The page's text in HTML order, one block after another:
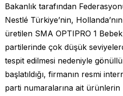
Bakanlık tarafından
Nestlé Türkiye’nin,
üretilen SMA OPTIPRO 1
partilerinde çok düşük
tespit edilmesi nedeniyle
başlatıldığı, firmanın resmi
parti numaralarına ait ürünlerin